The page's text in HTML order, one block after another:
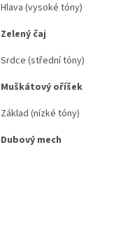
Hlava (vysoké tóny)
Zelený čaj
Srdce (střední tóny)
Muškátový oříšek
Základ (nízké tóny)
Dubový mech